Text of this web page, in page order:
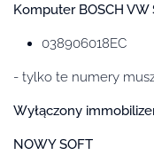
Komputer BOSCH VW
038906018EC
- tylko te numery
Wyłączony
NOWY SOFT